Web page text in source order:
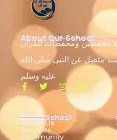
About Our School
يد محفظين ومحفظات للقرآن
متصل عن النبي صلى الله
عليه وسلم
About School
About Us
Services
Community